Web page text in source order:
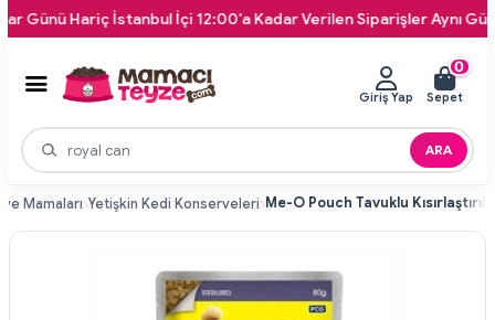
Hariç İstanbul İçi 12:00'a Kadar Verilen Siparişler Aynı Gün
ARA
Giriş Yap
0
Sepet
Mamaları Yetişkin Kedi Konserveleri